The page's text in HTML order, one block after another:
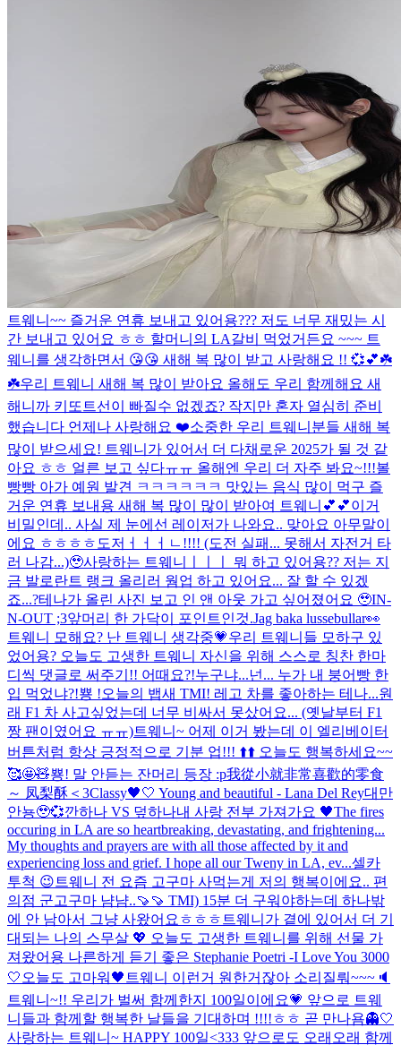
트웨니~~ 즐거운 연휴 보내고 있어용??? 저도 너무 재밌는 시
간 보내고 있어요 ㅎㅎ 할머니의 LA갈비 먹었거든요 ~~~ 트
웨니를 생각하면서 😘😘 새해 복 많이 받고 사랑해요 !! 💞💕☘️
☘️우리 트웨니 새해 복 많이 받아요 올해도 우리 함께해요 새
해니까 키또트선이 빠질수 없겠죠? 작지만 혼자 열심히 준비
했습니다 언제나 사랑해요 ❤️소중한 우리 트웨니분들 새해 복
많이 받으세요! 트웨니가 있어서 더 다채로운 2025가 될 것 같
아요 ㅎㅎ 얼른 보고 싶다ㅠㅠ 올해엔 우리 더 자주 봐요~!!!볼
빵빵 아가 예원 발견 ㅋㅋㅋㅋㅋㅋ 맛있는 음식 많이 먹구 즐
거운 연휴 보내용 새해 복 많이 많이 받아여 트웨니💕💕이거
비밀인데.. 사실 제 눈에선 레이저가 나와요.. 맞아요 아무말이
에요 ㅎㅎㅎㅎ 도저ㅓㅓㅓㄴ!!!! (도전 실패... 못해서 자전거 타
러 나감...)🥹사랑하는 트웨니ㅣㅣㅣ 뭐 하고 있어용?? 저는 지
금 발로란트 랭크 올리러 웜업 하고 있어요... 잘 할 수 있겠
죠...?테나가 올린 사진 보고 인 앤 아웃 가고 싶어졌어요 🥹IN-
N-OUT ;3앞머리 한 가닥이 포인트인것.Jag baka lussebullar👀
트웨니 모해요? 난 트웨니 생각중💗우리 트웨니들 모하구 있
었어용? 오늘도 고생한 트웨니 자신을 위해 스스로 칭찬 한마
디씩 댓글로 써주기!! 어때요?!누구냐...넌... 누가 내 붕어빵 한
입 먹었냐?!뿅 !오늘의 뱁새 TMI! 레고 차를 좋아하는 테나...원
래 F1 차 사고싶었는데 너무 비싸서 못샀어요... (옛날부터 F1
짱 팬이였어요 ㅠㅠ)트웨니~ 어제 이거 봤는데 이 엘리베이터
버튼처럼 항상 긍정적으로 기분 업!!! ⬆️⬆️ 오늘도 행복하세요~~
🥰🤩🧸뿅! 말 안듣는 잔머리 등장 :p我從小就非常喜歡的零食
～ 凤梨酥＜3Classy🖤🤍 Young and beautiful - Lana Del Rey대만
안뇽🥹💞깐하나 VS 덮하나내 사랑 전부 가져가요 🖤The fires
occuring in LA are so heartbreaking, devastating, and frightening...
My thoughts and prayers are with all those affected by it and
experiencing loss and grief. I hope all our Tweny in LA, ev...셀카
투척 😉 트웨니 전 요즘 고구마 사먹는게 저의 행복이에요.. 편
의점 군고구마 냠냠..🍠🍠 TMI) 15분 더 구워야하는데 하나밖
에 안 남아서 그냥 사왔어요ㅎㅎㅎ 트웨니가 곁에 있어서 더 기
대되는 나의 스무살 💖 오늘도 고생한 트웨니를 위해 선물 가
져왔어용 나른하게 듣기 좋은 Stephanie Poetri -I Love You 3000
🤍 오늘도 고마워🖤 트웨니 이런거 원한거잖아 소리질뤄~~~🔈
트웨니~!! 우리가 벌써 함께한지 100일이에요💗 앞으로 트웨
니들과 함께할 행복한 날들을 기대하며 !!!!ㅎㅎ 곧 만나욤👻🤍
사랑하는 트웨니~ HAPPY 100일<333 앞으로도 오래오래 함께